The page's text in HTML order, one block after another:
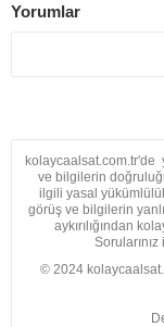
Yorumlar
kolaycaalsat.com.tr'de
ve bilgilerin
ilgili yasal
görüş ve bilgilerin
aykırılığından
© 2024